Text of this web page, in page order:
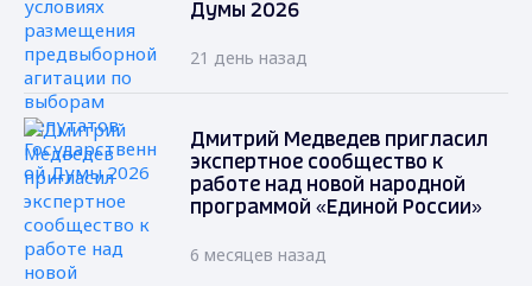
Думы 2026
21 день назад
Дмитрий Медведев пригласил
экспертное сообщество к
работе над новой народной
программой «Единой России»
6 месяцев назад